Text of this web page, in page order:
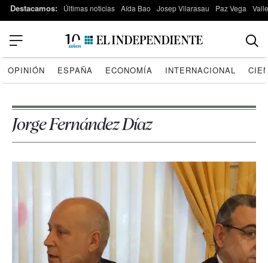
Destacamos: Últimas noticias Aída Bao Josep Vilarasau Paz Vega
OPINIÓN ESPAÑA ECONOMÍA INTERNACIONAL
Jorge Fernández Díaz